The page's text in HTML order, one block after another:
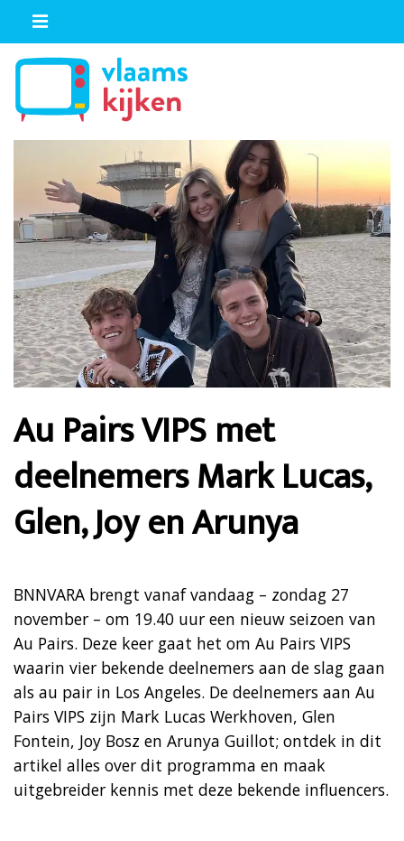
Au Pairs VIPS met
deelnemers Mark Lucas,
Glen, Joy en Arunya
BNNVARA brengt vanaf vandaag – zondag 27
november – om 19.40 uur een nieuw seizoen van
Au Pairs. Deze keer gaat het om Au Pairs VIPS
waarin vier bekende deelnemers aan de slag gaan
als au pair in Los Angeles. De deelnemers aan Au
Pairs VIPS zijn Mark Lucas Werkhoven, Glen
Fontein, Joy Bosz en Arunya Guillot; ontdek in dit
artikel alles over dit programma en maak
uitgebreider kennis met deze bekende influencers.